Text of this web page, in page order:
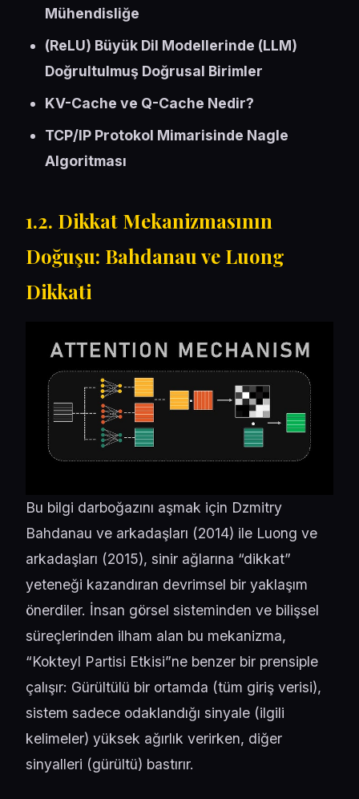
Mühendisliğe
(ReLU) Büyük Dil Modellerinde (LLM)
Doğrultulmuş Doğrusal Birimler
KV-Cache ve Q-Cache Nedir?
TCP/IP Protokol Mimarisinde Nagle
Algoritması
1.2. Dikkat Mekanizmasının
Doğuşu: Bahdanau ve Luong
Dikkati
Bu bilgi darboğazını aşmak için Dzmitry
Bahdanau ve arkadaşları (2014) ile Luong ve
arkadaşları (2015), sinir ağlarına “dikkat”
yeteneği kazandıran devrimsel bir yaklaşım
önerdiler. İnsan görsel sisteminden ve bilişsel
süreçlerinden ilham alan bu mekanizma,
“Kokteyl Partisi Etkisi”ne benzer bir prensiple
çalışır: Gürültülü bir ortamda (tüm giriş verisi),
sistem sadece odaklandığı sinyale (ilgili
kelimeler) yüksek ağırlık verirken, diğer
sinyalleri (gürültü) bastırır.